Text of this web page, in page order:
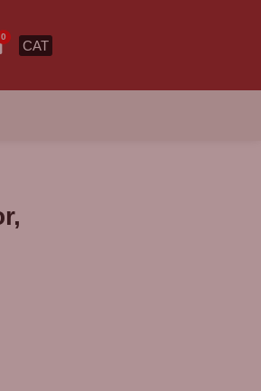
0
CAT